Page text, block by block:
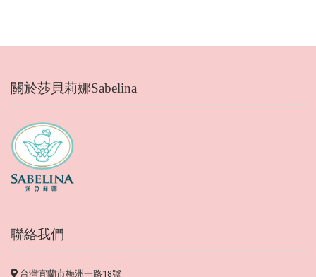
關於莎貝莉娜Sabelina
聯絡我們
台灣宜蘭市梅洲一路18號